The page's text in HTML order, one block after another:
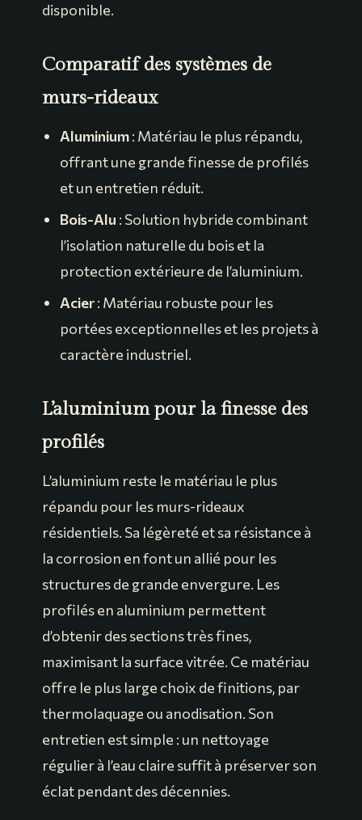
disponible.
Comparatif des systèmes de
murs-rideaux
Aluminium: Matériau le plus répandu,
offrant une grande finesse de profilés
et un entretien réduit.
Bois-Alu : Solution hybride combinant
l’isolation naturelle du bois et la
protection extérieure de l’aluminium.
Acier: Matériau robuste pour les
portées exceptionnelles et les projets à
caractère industriel.
L’aluminium pour la finesse des
profilés
L’aluminium reste le matériau le plus
répandu pour les murs-rideaux
résidentiels. Sa légèreté et sa résistance à
la corrosion en font un allié pour les
structures de grande envergure. Les
profilés en aluminium permettent
d’obtenir des sections très fines,
maximisant la surface vitrée. Ce matériau
offre le plus large choix de finitions, par
thermolaquage ou anodisation. Son
entretien est simple : un nettoyage
régulier à l’eau claire suffit à préserver son
éclat pendant des décennies.